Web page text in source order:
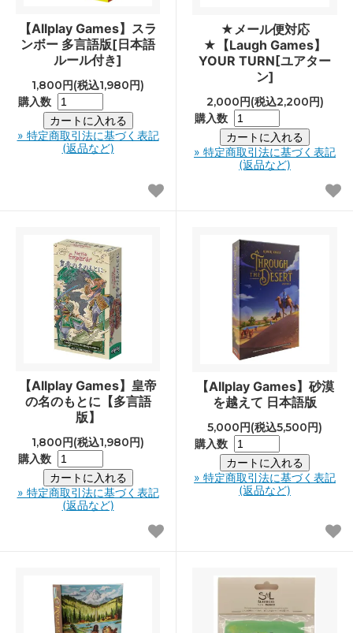
【Allplay Games】スラ
ンボー 多言語版[日本語
ルール付き]
1,800円(税込1,980円)
購入数
» 特定商取引法に基づく表記
(返品など)
★メール便対応
★【Laugh Games】
YOUR TURN[ユアター
ン]
2,000円(税込2,200円)
購入数
» 特定商取引法に基づく表記
(返品など)
【Allplay Games】皇帝
の名のもとに【多言語
版】
1,800円(税込1,980円)
購入数
» 特定商取引法に基づく表記
(返品など)
【Allplay Games】砂漠
を越えて 日本語版
5,000円(税込5,500円)
購入数
» 特定商取引法に基づく表記
(返品など)